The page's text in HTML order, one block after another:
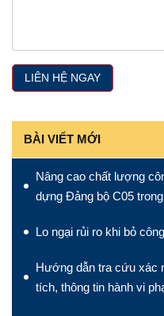
BÀI VIẾT MỚI
Nâng cao chất lượng
dựng Đảng bộ C05
Lo ngại rủi ro khi bỏ
Hướng dẫn tra cứu xác
tích, thông tin hành vi